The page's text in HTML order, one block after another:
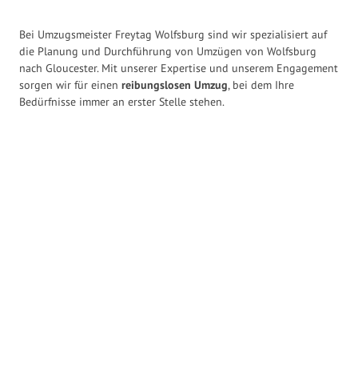
Bei Umzugsmeister Freytag Wolfsburg sind wir spezialisiert auf
die Planung und Durchführung von Umzügen von Wolfsburg
nach Gloucester. Mit unserer Expertise und unserem Engagement
sorgen wir für einen reibungslosen Umzug, bei dem Ihre
Bedürfnisse immer an erster Stelle stehen.